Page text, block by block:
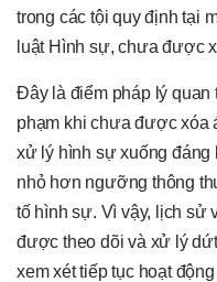
trong các tội quy định tại
luật Hình sự, chưa được
Đây là điểm pháp lý
phạm khi chưa được xóa
xử lý hình sự xuống
nhỏ hơn ngưỡng thông
tố hình sự. Vì vậy, lịch sử
được theo dõi và xử lý
xem xét tiếp tục hoạt